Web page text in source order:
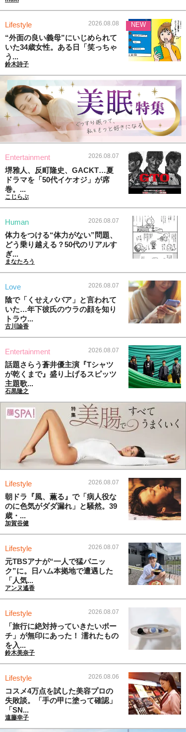
Lifestyle 2026.08.08
“外面の良い義母”にいじめられて
いた34歳女性。ある日「笑っちゃ
う...
鈴木詩子
NEW
Entertainment 2026.08.07
堺雅人、反町隆史、GACKT…夏
ドラマを「50代イケオジ」が席
巻。...
こじらぶ
Human 2026.08.07
体力をつける“体力がない”問題、
どう乗り越える？50代のリアルす
ぎ...
まなたろう
Love 2026.08.07
陰で「くせえババア」と言われて
いた…年下彼氏のウラの顔を知り
トラウ...
古川諭香
Entertainment 2026.08.07
話題さらう蒼井優主演『Tシャツ
が乾くまで』盛り上げるスピッツ
主題歌...
石黒隆之
Lifestyle 2026.08.07
朝ドラ『風、薫る』で「病人役な
のに色気がダダ漏れ」と騒然。39
歳・...
加賀谷健
Lifestyle 2026.08.07
元TBSアナが“一人で猛パニッ
ク”に。日ハム本拠地で遭遇した
「人気...
アンヌ遙香
Lifestyle 2026.08.07
「旅行に絶対持っていきたいポー
チ」が無印にあった！ 濡れたもの
を入...
鈴木美奈子
Lifestyle 2026.08.06
コスメ4万点を試した美容プロの
失敗談。「手の甲に塗って確認」
「SN...
遠藤幸子